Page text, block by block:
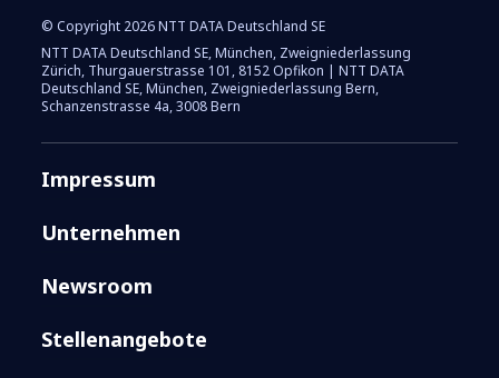
© Copyright 2026 NTT DATA Deutschland SE
NTT DATA Deutschland SE, München, Zweigniederlassung
Zürich, Thurgauerstrasse 101, 8152 Opfikon | NTT DATA
Deutschland SE, München, Zweigniederlassung Bern,
Schanzenstrasse 4a, 3008 Bern
Impressum
Unternehmen
Newsroom
Stellenangebote